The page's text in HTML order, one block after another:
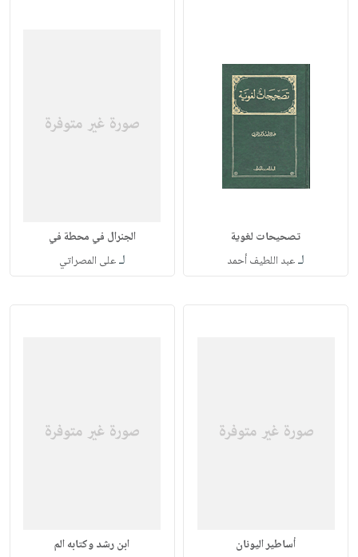
تصحيحات لغوية
لـعبد اللطيف أحمد
الجنرال في محطة في
لـعلى المصراتي
أساطير اليونان ابن رشد وكتابه الم